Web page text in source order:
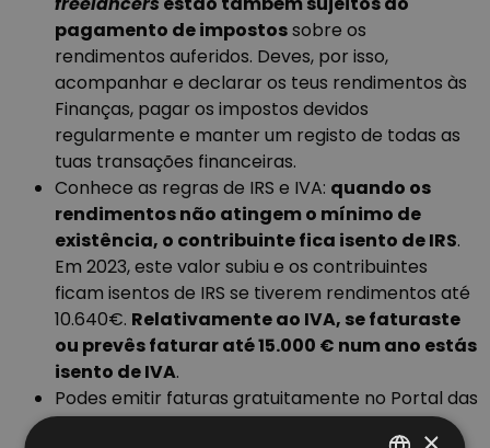
pagamento de impostossobre os
rendimentos auferidos. Deves, por isso,
acompanhar e declarar os teus rendimentos às
Finanças, pagar os impostos devidos
regularmente e manter um registo de todas as
tuas transações financeiras.
Conhece as regras de IRS e IVA: quando os
rendimentos não atingem o mínimo de
existência, o contribuinte fica isento de IRS.
Em 2023, este valor subiu e os contribuintes
ficam isentos de IRS se tiverem rendimentos até
10.640€. Relativamente ao IVA, se faturaste
ou prevês faturar até 15.000 € num ano estás
isento de IVA.
Podes emitir faturas gratuitamente no Portal das
Finanças ou na app ATGO, uma aplicação